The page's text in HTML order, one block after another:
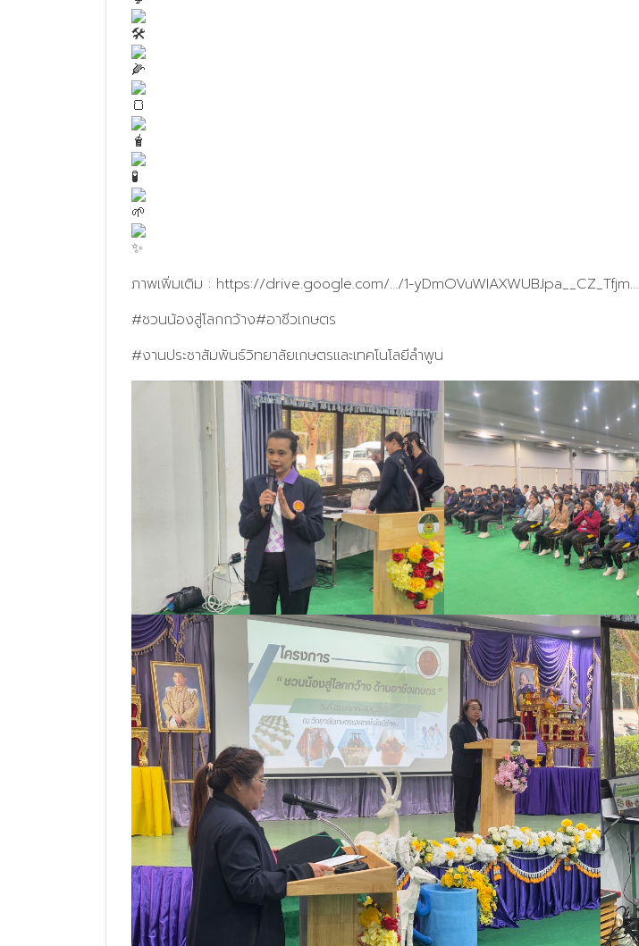
ภาพเพิ่มเติม : https://drive.google.com/…/1-yDmOVuWIAXWUBJpa__CZ_Tfjm…
#ชวนน้องสู่โลกกว้าง#อาชีวเกษตร
#งานประชาสัมพันธ์วิทยาลัยเกษตรและเทคโนโลยีลำพูน